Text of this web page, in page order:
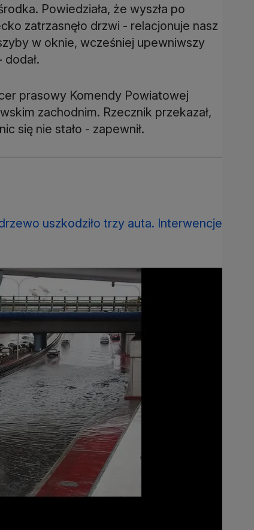
Powiedziała, że wyszła po
zatrzasnęło drzwi - relacjonuje nasz
w oknie, wcześniej upewniwszy
prasowy Komendy Powiatowej
zachodnim. Rzecznik przekazał,
się nie stało - zapewnił.
uszkodziło trzy auta. Interwencje